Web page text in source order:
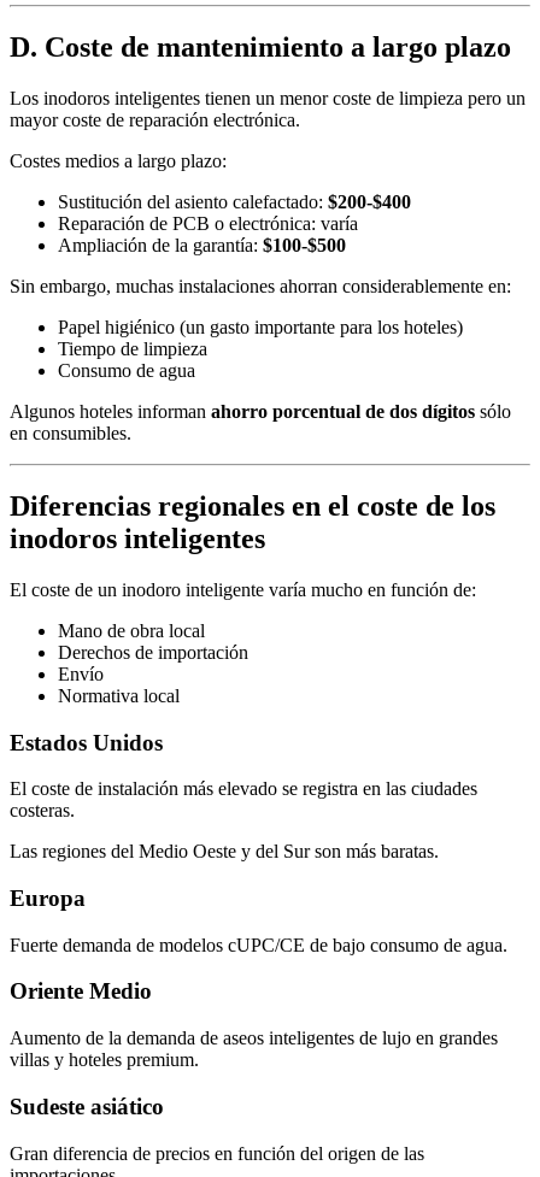
D. Coste de mantenimiento a largo plazo
Los inodoros inteligentes tienen un menor coste de limpieza pero un
mayor coste de reparación electrónica.
Costes medios a largo plazo:
Sustitución del asiento calefactado: $200-$400
Reparación de PCB o electrónica: varía
Ampliación de la garantía: $100-$500
Sin embargo, muchas instalaciones ahorran considerablemente en:
Papel higiénico (un gasto importante para los hoteles)
Tiempo de limpieza
Consumo de agua
Algunos hoteles informan ahorro porcentual de dos dígitos sólo
en consumibles.
Diferencias regionales en el coste de los
inodoros inteligentes
El coste de un inodoro inteligente varía mucho en función de:
Mano de obra local
Derechos de importación
Envío
Normativa local
Estados Unidos
El coste de instalación más elevado se registra en las ciudades
costeras.
Las regiones del Medio Oeste y del Sur son más baratas.
Europa
Fuerte demanda de modelos cUPC/CE de bajo consumo de agua.
Oriente Medio
Aumento de la demanda de aseos inteligentes de lujo en grandes
villas y hoteles premium.
Sudeste asiático
Gran diferencia de precios en función del origen de las